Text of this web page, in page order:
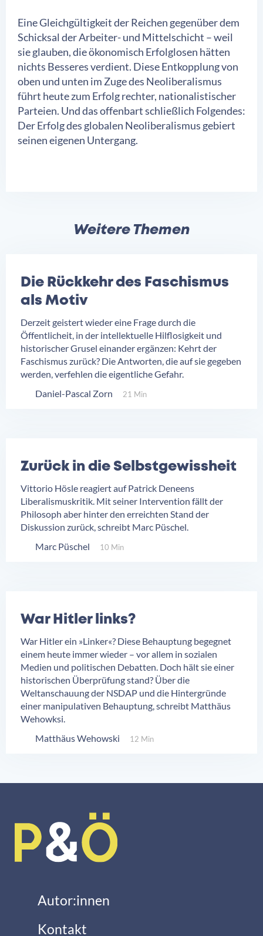
Eine Gleichgültigkeit der Reichen gegenüber dem
Schicksal der Arbeiter- und Mittelschicht – weil
sie glauben, die ökonomisch Erfolglosen hätten
nichts Besseres verdient. Diese Entkopplung von
oben und unten im Zuge des Neoliberalismus
führt heute zum Erfolg rechter, nationalistischer
Parteien. Und das offenbart schließlich Folgendes:
Der Erfolg des globalen Neoliberalismus gebiert
seinen eigenen Untergang.
Weitere Themen
Die Rückkehr des Faschismus
als Motiv
Derzeit geistert wieder eine Frage durch die
Öffentlicheit, in der intellektuelle Hilflosigkeit und
historischer Grusel einander ergänzen: Kehrt der
Faschismus zurück? Die Antworten, die auf sie gegeben
werden, verfehlen die eigentliche Gefahr.
Daniel-Pascal Zorn
21 Min
Zurück in die Selbstgewissheit
Vittorio Hösle reagiert auf Patrick Deneens
Liberalismuskritik. Mit seiner Intervention fällt der
Philosoph aber hinter den erreichten Stand der
Diskussion zurück, schreibt Marc Püschel.
Marc Püschel
10 Min
War Hitler links?
War Hitler ein »Linker«? Diese Behauptung begegnet
einem heute immer wieder – vor allem in sozialen
Medien und politischen Debatten. Doch hält sie einer
historischen Überprüfung stand? Über die
Weltanschauung der NSDAP und die Hintergründe
einer manipulativen Behauptung, schreibt Matthäus
Wehowksi.
Matthäus Wehowski
12 Min
Autor:innen
Kontakt